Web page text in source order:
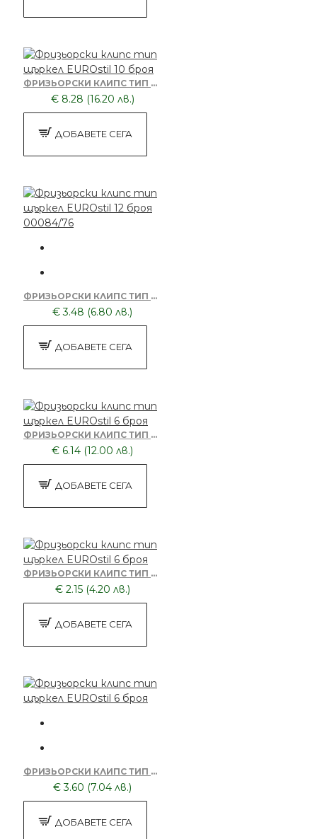
ФРИЗЬОРСКИ КЛИПС ТИП ЩЪРКЕЛ EUROSTIL 10 БРОЯ
€ 8.28 (16.20 лв.)
ДОБАВЕТЕ СЕГА
ФРИЗЬОРСКИ КЛИПС ТИП ЩЪРКЕЛ EUROSTIL 12 БРОЯ 00084/76
€ 3.48 (6.80 лв.)
ДОБАВЕТЕ СЕГА
ФРИЗЬОРСКИ КЛИПС ТИП ЩЪРКЕЛ EUROSTIL 6 БРОЯ
€ 6.14 (12.00 лв.)
ДОБАВЕТЕ СЕГА
ФРИЗЬОРСКИ КЛИПС ТИП ЩЪРКЕЛ EUROSTIL 6 БРОЯ
€ 2.15 (4.20 лв.)
ДОБАВЕТЕ СЕГА
ФРИЗЬОРСКИ КЛИПС ТИП ЩЪРКЕЛ EUROSTIL 6 БРОЯ
€ 3.60 (7.04 лв.)
ДОБАВЕТЕ СЕГА